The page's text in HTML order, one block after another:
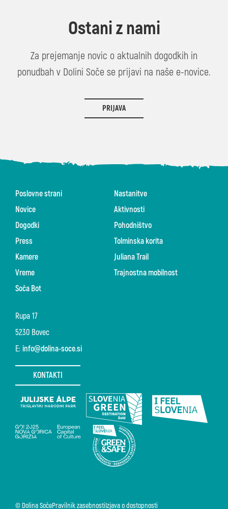
Ostani z nami
Za prejemanje novic o aktualnih dogodkih in
ponudbah v Dolini Soče se prijavi na naše e-novice.
PRIJAVA
Rupa 17
5230 Bovec
E: info@dolina-soce.si
KONTAKTI
Poslovne strani
Novice
Dogodki
Press
Kamere
Vreme
Soča Bot
Nastanitve
Aktivnosti
Pohodništvo
Tolminska korita
Juliana Trail
Trajnostna mobilnost
© Dolina SočePravilnik zasebnostiIzjava o dostopnosti